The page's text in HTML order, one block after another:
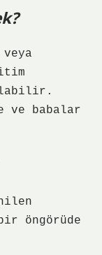
ve babalar
öngörüde